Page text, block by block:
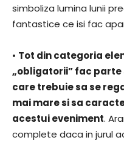
simboliza lumina lunii
fantastice ce isi fac
• Tot din categoria
„obligatorii” fac
care trebuie sa se
mai mare si sa
acestui eveniment.
complete daca in jurul